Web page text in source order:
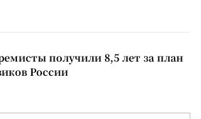
получили 8,5 лет за план
России